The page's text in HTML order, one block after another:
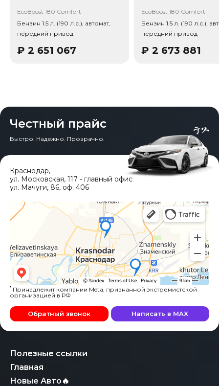
EcoBoost 180 Comfort
Бензин 1.5 л. (190 л.с.), автомат,
передний привод
₽ 2 651 067
EcoBoost 180 Comfort
Бензин 1.5 л. (190 л.с.),
передний привод
₽ 2 673 881
Честный прайс
Быстро. Надежно. Прозрачно.
Полезные ссылки
Главная
Новые Авто🔥
Краснодар,
ул. Московская, 117 - главный офис
ул. Мачуги, 86, оф. 406
* Принадлежит компании Meta, признанной экстремистской
организацией в РФ
Обратный звонок Написать в MAX